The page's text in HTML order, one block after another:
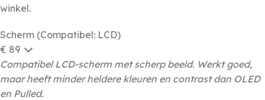
winkel.
Scherm (Compatibel: LCD)
€ 89
Compatibel LCD-scherm met scherp beeld. Werkt goed,
maar heeft minder heldere kleuren en contrast dan OLED
en Pulled.